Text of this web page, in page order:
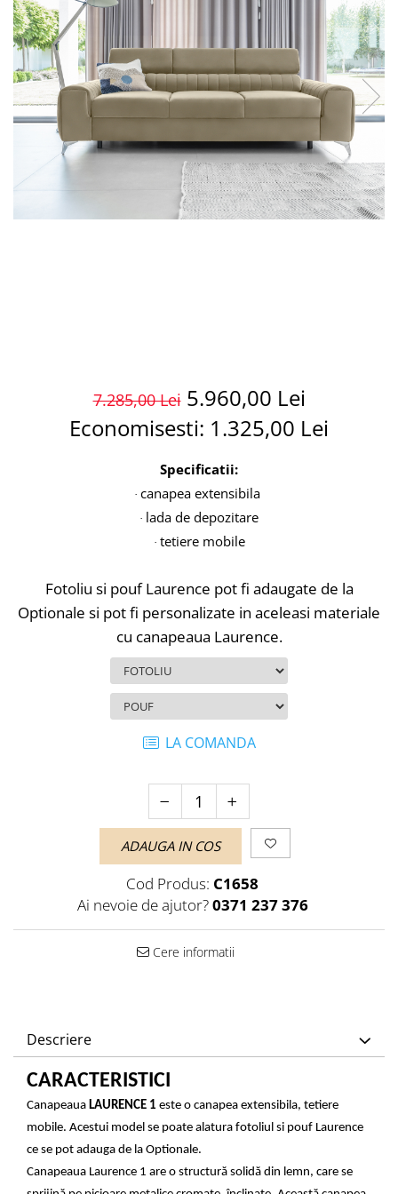
7.285,00 Lei 5.960,00 Lei
Economisesti: 1.325,00 Lei
Specificatii:
· canapea extensibila
· lada de depozitare
· tetiere mobile
Fotoliu si pouf Laurence pot fi adaugate de la
Optionale si pot fi personalizate in aceleasi materiale
cu canapeaua Laurence.
LA COMANDA
ADAUGA IN COS
Cod Produs: C1658
Ai nevoie de ajutor?0371 237 376
Cere informatii
Descriere
CARACTERISTICI
Canapeaua LAURENCE 1 este o canapea extensibila, tetiere
mobile. Acestui model se poate alatura fotoliul si pouf Laurence
ce se pot adauga de la Optionale.
Canapeaua Laurence 1 are o structură solidă din lemn, care se